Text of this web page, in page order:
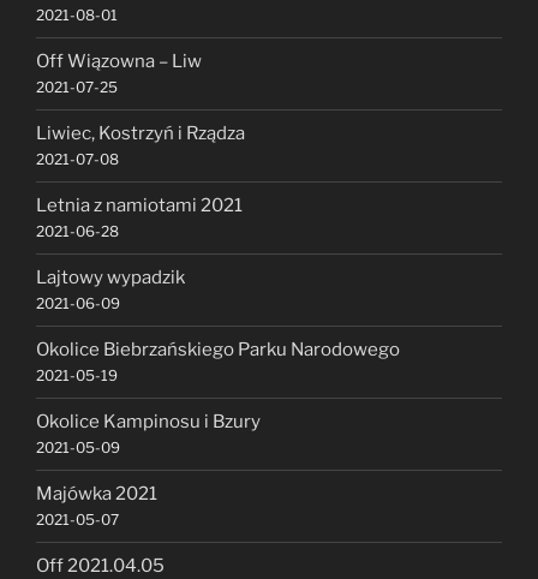
2021-08-01
Off Wiązowna – Liw
2021-07-25
Liwiec, Kostrzyń i Rządza
2021-07-08
Letnia z namiotami 2021
2021-06-28
Lajtowy wypadzik
2021-06-09
Okolice Biebrzańskiego Parku Narodowego
2021-05-19
Okolice Kampinosu i Bzury
2021-05-09
Majówka 2021
2021-05-07
Off 2021.04.05